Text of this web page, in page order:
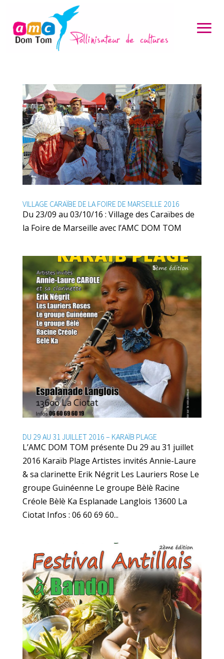
VILLAGE CARAÏBE DE LA FOIRE DE MARSEILLE 2016
Du 23/09 au 03/10/16 : Village des Caraïbes de
la Foire de Marseille avec l’AMC DOM TOM
DU 29 AU 31 JUILLET 2016 – KARAÏB PLAGE
L’AMC DOM TOM présente Du 29 au 31 juillet
2016 Karaïb Plage Artistes invités Annie-Laure
& sa clarinette Erik Négrit Les Lauriers Rose Le
groupe Guinéenne Le groupe Bèlè Racine
Créole Bèlè Ka Esplanade Langlois 13600 La
Ciotat Infos : 06 60 69 60...